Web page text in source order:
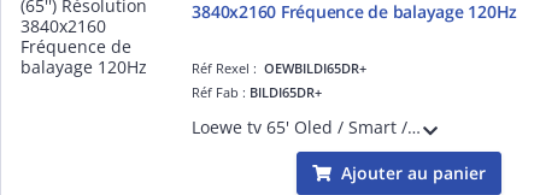
3840x2160 Fréquence de balayage 120Hz
Réf Rexel :OEWBILDI65DR+
Réf Fab : BILDI65DR+
Loewe tv 65' Oled / Smart / 4xHDMI 2.1 / 4xUSB / HDR10 / Dolby vision / Photo player / iVoice control by Alexa skills
Ajouter au panier